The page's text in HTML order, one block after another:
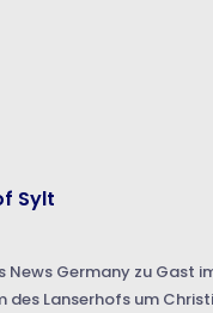
Sylt
News Germany zu
Lanserhofs um